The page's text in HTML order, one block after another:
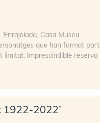
Casa Museu
que han format part
Imprescindible reserva
1922-2022’